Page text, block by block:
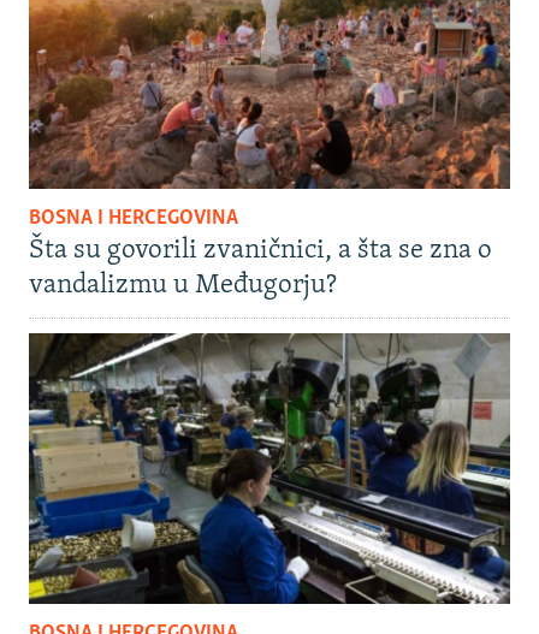
BOSNA I HERCEGOVINA
Šta su govorili zvaničnici, a šta se zna o
vandalizmu u Međugorju?